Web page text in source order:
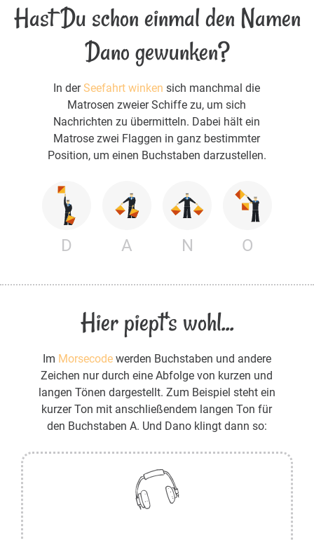
Hast Du schon einmal den Namen
Dano gewunken?
In derSeefahrt winken sich manchmal die
Matrosen zweier Schiffe zu, um sich
Nachrichten zu übermitteln. Dabei hält ein
Matrose zwei Flaggen in ganz bestimmter
Position, um einen Buchstaben darzustellen.
D A N O
Hier piept's wohl...
Im Morsecodewerden Buchstaben und andere
Zeichen nur durch eine Abfolge von kurzen und
langen Tönen dargestellt. Zum Beispiel steht ein
kurzer Ton mit anschließendem langen Ton für
den Buchstaben A. Und Dano klingt dann so: